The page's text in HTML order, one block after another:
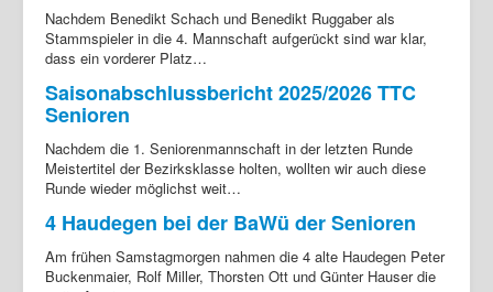
Nachdem Benedikt Schach und Benedikt Ruggaber als
Stammspieler in die 4. Mannschaft aufgerückt sind war klar,
dass ein vorderer Platz…
Saisonabschlussbericht 2025/2026 TTC
Senioren
Nachdem die 1. Seniorenmannschaft in der letzten Runde
Meistertitel der Bezirksklasse holten, wollten wir auch diese
Runde wieder möglichst weit…
4 Haudegen bei der BaWü der Senioren
Am frühen Samstagmorgen nahmen die 4 alte Haudegen Peter
Buckenmaier, Rolf Miller, Thorsten Ott und Günter Hauser die